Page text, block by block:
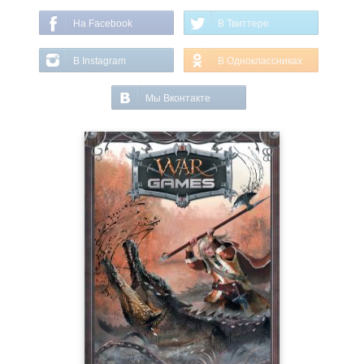
На Facebook В Твиттере
В Instagram В Одноклассниках
Мы Вконтакте